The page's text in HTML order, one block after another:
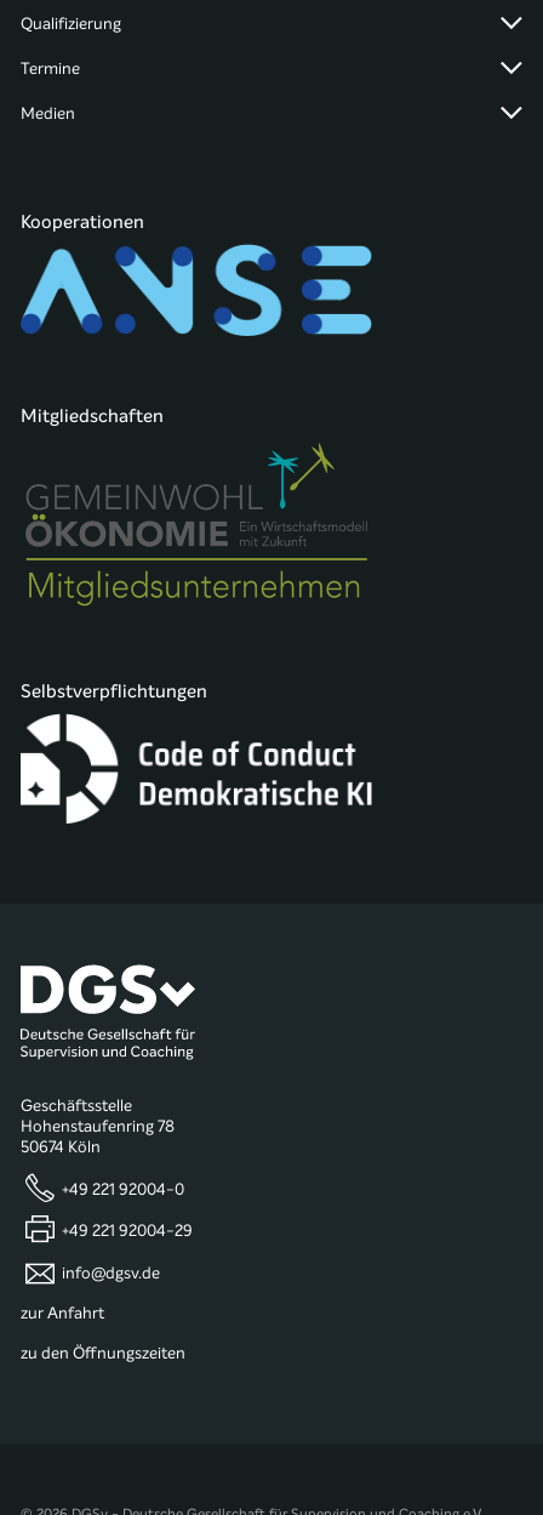
Qualifizierung
Termine
Medien
Kooperationen
Mitgliedschaften
Selbstverpflichtungen
Geschäftsstelle
Hohenstaufenring 78
50674 Köln
+49 221 92004-0
+49 221 92004-29
info@dgsv.de
zur Anfahrt
zu den Öffnungszeiten